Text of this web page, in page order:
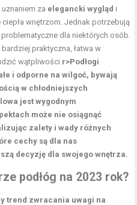
za elegancki wygląd i
wnętrzom. Jednak potrzebują
dla niektórych osób.
praktyczna, łatwa w
wątpliwości. r>Podłogi
i odporne na wilgoć, bywają
w chłodniejszych
jest wygodnym
może nie osiągnąć
zalety i wady różnych
cechy są dla nas
decyzję dla swojego wnętrza.
podłóg na 2023 rok?
trend zwracania uwagi na